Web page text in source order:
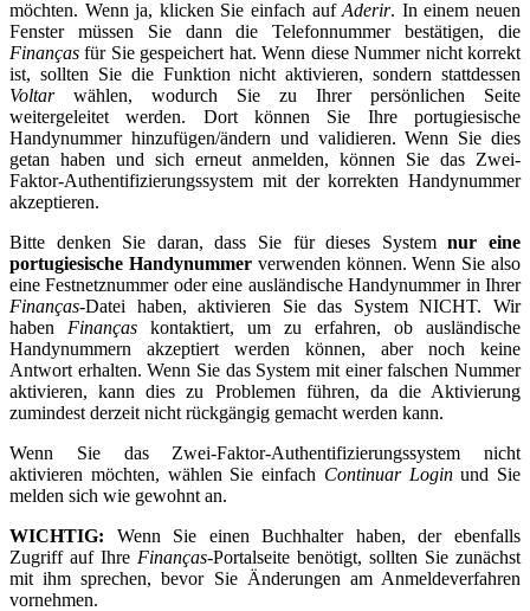
möchten. Wenn ja, klicken Sie einfach aufAderir. In einem neuen
Fenster müssen Sie dann die Telefonnummer bestätigen, die
Finanças für Sie gespeichert hat. Wenn diese Nummer nicht korrekt
ist, sollten Sie die Funktion nicht aktivieren, sondern stattdessen
Voltarwählen, wodurch Sie zu Ihrer persönlichen Seite
weitergeleitet werden. Dort können Sie Ihre portugiesische
Handynummer hinzufügen/ändern und validieren. Wenn Sie dies
getan haben und sich erneut anmelden, können Sie das Zwei-
Faktor-Authentifizierungssystem mit der korrekten Handynummer
akzeptieren.
Bitte denken Sie daran, dass Sie für dieses Systemnur eine
portugiesische Handynummer verwenden können. Wenn Sie also
eine Festnetznummer oder eine ausländische Handynummer in Ihrer
Finanças-Datei haben, aktivieren Sie das System NICHT. Wir
haben Finanças kontaktiert, um zu erfahren, ob ausländische
Handynummern akzeptiert werden können, aber noch keine
Antwort erhalten. Wenn Sie das System mit einer falschen Nummer
aktivieren, kann dies zu Problemen führen, da die Aktivierung
zumindest derzeit nicht rückgängig gemacht werden kann.
Wenn Sie das Zwei-Faktor-Authentifizierungssystem nicht
aktivieren möchten, wählen Sie einfach Continuar Loginund Sie
melden sich wie gewohnt an.
WICHTIG: Wenn Sie einen Buchhalter haben, der ebenfalls
Zugriff auf Ihre Finanças-Portalseite benötigt, sollten Sie zunächst
mit ihm sprechen, bevor Sie Änderungen am Anmeldeverfahren
vornehmen.